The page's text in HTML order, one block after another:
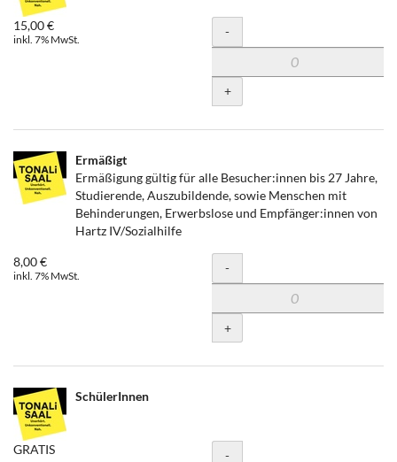
15,00 €
inkl. 7% MwSt. Menge
-
+
Ermäßigt
Ermäßigung gültig für alle Besucher:innen bis 27 Jahre,
Studierende, Auszubildende, sowie Menschen mit
Behinderungen, Erwerbslose und Empfänger:innen von
Hartz IV/Sozialhilfe
8,00 €
inkl. 7% MwSt. Menge
-
+
SchülerInnen
GRATIS Menge
-